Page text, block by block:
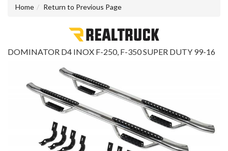
Home Return to Previous Page
DOMINATOR D4 INOX F-250, F-350 SUPER DUTY 99-16